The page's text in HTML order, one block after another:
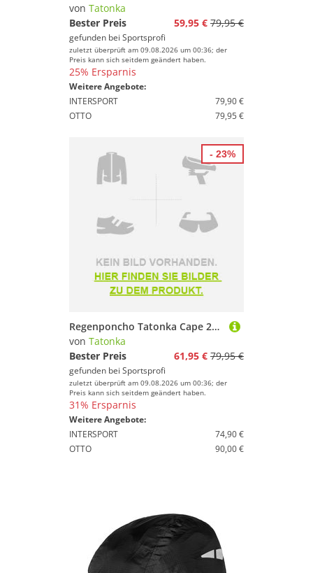
von Tatonka
Bester Preis
59,95 € 79,95 €
gefunden bei Sportsprofi
zuletzt überprüft am 09.08.2026 um 00:36; der
Preis kann sich seitdem geändert haben.
25% Ersparnis
Weitere Angebote:
INTERSPORT
79,90 €
OTTO
79,95 €
Regenponcho Tatonka Cape 2026
von Tatonka
Bester Preis
61,95 € 79,95 €
gefunden bei Sportsprofi
zuletzt überprüft am 09.08.2026 um 00:36; der
Preis kann sich seitdem geändert haben.
31% Ersparnis
Weitere Angebote:
INTERSPORT
74,90 €
OTTO
90,00 €
- 23%